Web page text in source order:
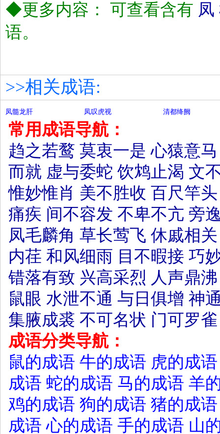
◆更多内容： 可查看含有 凤
语。
>>相关成语:
凤髓龙肝 凤叹虎视 清都绛阙
常用成语导航：
趋之若鹜 莫衷一是 心猿意马
而就 虚与委蛇 饮鸩止渴 文
惟妙惟肖 美不胜收 百尺竿头
痛疾 间不容发 不卑不亢 旁
凤毛麟角 草长莺飞 休戚相关
内荏 和风细雨 目不暇接 巧
错落有致 兴高采烈 人声鼎沸
鼠眼 水泄不通 与日俱增 神
集腋成裘 不可名状 门可罗雀
成语分类导航：
鼠的成语 牛的成语 虎的成语
成语 蛇的成语 马的成语 羊
鸡的成语 狗的成语 猪的成语
成语 心的成语 手的成语 山